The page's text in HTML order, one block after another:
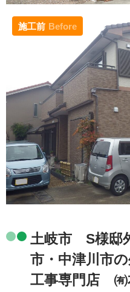
施工前 Before
土岐市 S様邸
市・中津川市
工事専門店